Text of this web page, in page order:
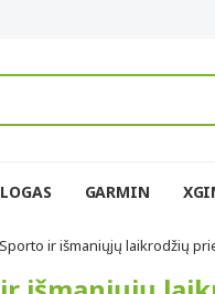
GARMIN
Sporto ir išmaniųjų laikrodžių